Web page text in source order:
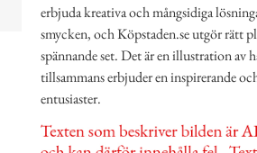
erbjuda kreativa och mångsidiga
smycken, och Köpstaden.se utgör rätt
spännande set. Det är en illustration av
tillsammans erbjuder en inspirerande
entusiaster.